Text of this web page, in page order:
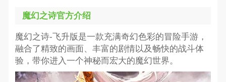
魔幻之诗官方介绍
魔幻之诗-飞升版是一款充满奇幻色彩的冒险手游，
融合了精致的画面、丰富的剧情以及畅快的战斗体
验，带你进入一个神秘而宏大的魔幻世界。